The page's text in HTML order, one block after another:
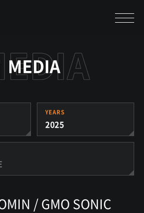
MEDIA
YEARS
2025
/ GMO SONIC